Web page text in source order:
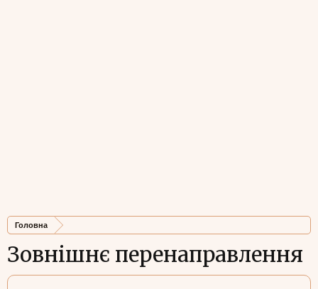
Головна
Зовнішнє перенаправлення